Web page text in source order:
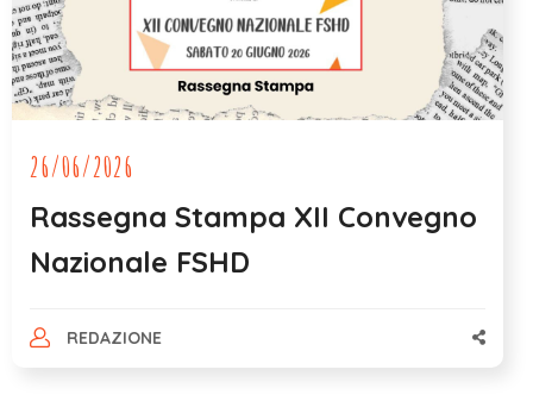
26/06/2026
Rassegna Stampa XII Convegno
Nazionale FSHD
REDAZIONE